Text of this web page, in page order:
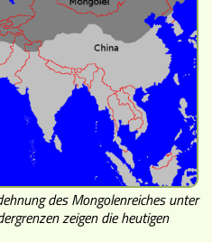
des Mongolenreiches unter
zeigen die heutigen